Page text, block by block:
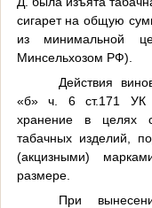
сигарет на общую
из минимальной
Минсельхозом РФ).
Действия
«б» ч. 6 ст.171 УК
хранение в целях
табачных изделий,
(акцизными)
размере.
При